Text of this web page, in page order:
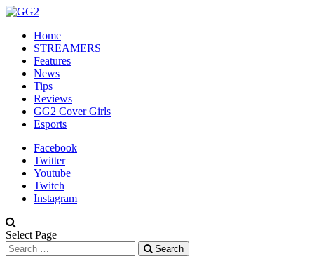
Home
STREAMERS
Features
News
Tips
Reviews
GG2 Cover Girls
Esports
Facebook
Twitter
Youtube
Twitch
Instagram
Select Page
Search